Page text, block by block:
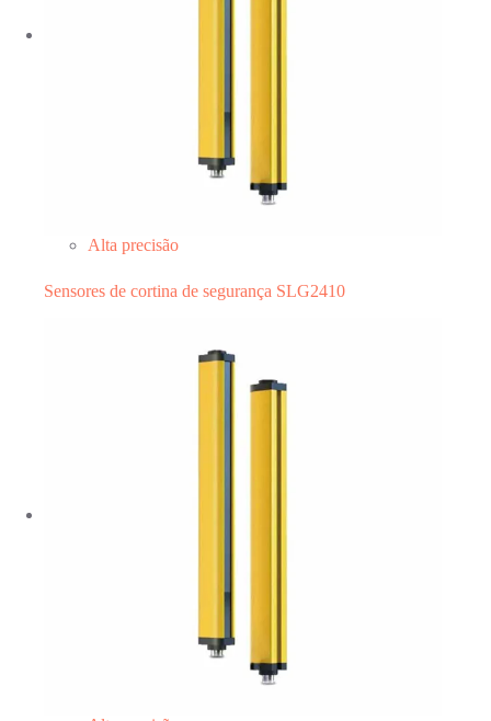
Alta precisão
Sensores de cortina de segurança SLG2410